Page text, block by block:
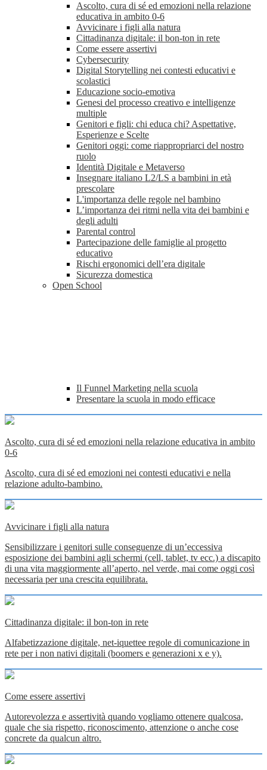
Ascolto, cura di sé ed emozioni nella relazione
educativa in ambito 0-6
Avvicinare i figli alla natura
Cittadinanza digitale: il bon-ton in rete
Come essere assertivi
Cybersecurity
Digital Storytelling nei contesti educativi e
scolastici
Educazione socio-emotiva
Genesi del processo creativo e intelligenze
multiple
Genitori e figli: chi educa chi? Aspettative,
Esperienze e Scelte
Genitori oggi: come riappropriarci del nostro
ruolo
Identità Digitale e Metaverso
Insegnare italiano L2/LS a bambini in età
prescolare
L'importanza delle regole nel bambino
L’importanza dei ritmi nella vita dei bambini e
degli adulti
Parental control
Partecipazione delle famiglie al progetto
educativo
Rischi ergonomici dell’era digitale
Sicurezza domestica
Open School
Il Funnel Marketing nella scuola
Presentare la scuola in modo efficace
Ascolto, cura di sé ed emozioni nella relazione educativa in ambito
0-6
Ascolto, cura di sé ed emozioni nei contesti educativi e nella
relazione adulto-bambino.
Avvicinare i figli alla natura
Sensibilizzare i genitori sulle conseguenze di un’eccessiva
esposizione dei bambini agli schermi (cell, tablet, tv ecc.) a discapito
di una vita maggiormente all’aperto, nel verde, mai come oggi così
necessaria per una crescita equilibrata.
Cittadinanza digitale: il bon-ton in rete
Alfabetizzazione digitale, net-iquettee regole di comunicazione in
rete per i non nativi digitali (boomers e generazioni x e y).
Come essere assertivi
Autorevolezza e assertività quando vogliamo ottenere qualcosa,
quale che sia rispetto, riconoscimento, attenzione o anche cose
concrete da qualcun altro.